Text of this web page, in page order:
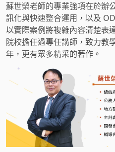
蘇世榮老師的專業強項在於辦
訊化與快速整合運用，以及
以實際案例將複雜內容清楚表
院校擔任過專任講師，致力教
年，更有眾多精采的著作。